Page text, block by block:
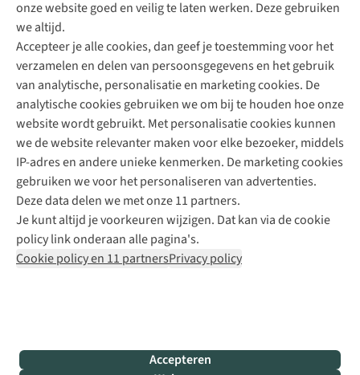
onze website goed en veilig te laten werken. Deze gebruiken
we altijd.
Accepteer je alle cookies, dan geef je toestemming voor het
verzamelen en delen van persoonsgegevens en het gebruik
van analytische, personalisatie en marketing cookies. De
analytische cookies gebruiken we om bij te houden hoe onze
website wordt gebruikt. Met personalisatie cookies kunnen
we de website relevanter maken voor elke bezoeker, middels
IP-adres en andere unieke kenmerken. De marketing cookies
gebruiken we voor het personaliseren van advertenties.
Deze data delen we met onze 11 partners.
Je kunt altijd je voorkeuren wijzigen. Dat kan via de cookie
policy link onderaan alle pagina's.
Cookie policy en 11 partnersPrivacy policy
Accepteren
Direct advies van een Buitenexpert
+31 (0)85 888 50 88
+31 6 12 28 49 80
Contactformulier
Bever